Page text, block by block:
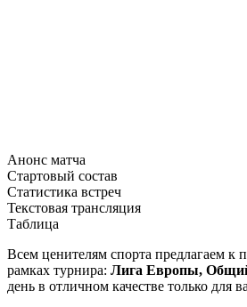
Анонс матча
Стартовый состав
Статистика встреч
Текстовая трансляция
Таблица
Всем ценителям спорта предлагаем к
рамках турнира: Лига Европы,
день в отличном качестве только для